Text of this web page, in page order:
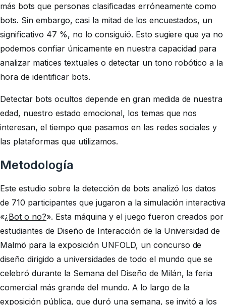
más bots que personas clasificadas erróneamente como
bots. Sin embargo, casi la mitad de los encuestados, un
significativo 47 %, no lo consiguió. Esto sugiere que ya no
podemos confiar únicamente en nuestra capacidad para
analizar matices textuales o detectar un tono robótico a la
hora de identificar bots.
Detectar bots ocultos depende en gran medida de nuestra
edad, nuestro estado emocional, los temas que nos
interesan, el tiempo que pasamos en las redes sociales y
las plataformas que utilizamos.
Metodología
Este estudio sobre la detección de bots analizó los datos
de 710 participantes que jugaron a la simulación interactiva
«¿Bot o no?». Esta máquina y el juego fueron creados por
estudiantes de Diseño de Interacción de la Universidad de
Malmö para la exposición UNFOLD, un concurso de
diseño dirigido a universidades de todo el mundo que se
celebró durante la Semana del Diseño de Milán, la feria
comercial más grande del mundo. A lo largo de la
exposición pública, que duró una semana, se invitó a los